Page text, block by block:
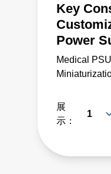
Key
Power
Medical
展
示：